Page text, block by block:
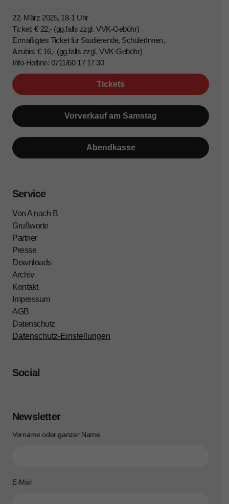
22. März 2025, 18-1 Uhr
Ticket: € 22,- (gg.falls zzgl. VVK-Gebühr)
Ermäßigtes Ticket für Studierende, SchülerInnen,
Azubis: € 16,- (gg.falls zzgl. VVK-Gebühr)
Info-Hotline: 0711/60 17 17 30
Tickets
Vorverkauf am Samstag
Abendkasse
Service
Von A nach B
Grußworte
Partner
Presse
Downloads
Archiv
Kontakt
Impressum
AGB
Datenschutz
Datenschutz-Einstellungen
Social
Newsletter
Vorname oder ganzer Name
E-Mail